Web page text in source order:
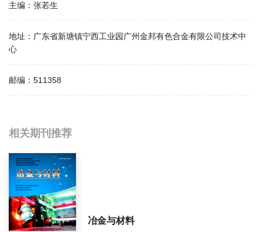
主编： 张若生
地址： 广东省新塘镇宁西工业园广州金邦有色合金有限公司技术中
心
邮编： 511358
相关提问
冶金丛刊影响因子是多少？
冶金丛刊怎么样？
冶金丛刊面费如何收取？
相关期刊推荐
冶金与材料